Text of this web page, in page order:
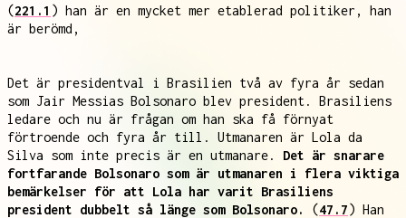
(221.1 ) han är en mycket mer etablerad politiker, han
är berömd,
Det är presidentval i Brasilien två av fyra år sedan
som Jair Messias Bolsonaro blev president. Brasiliens
ledare och nu är frågan om han ska få förnyat
förtroende och fyra år till. Utmanaren är Lola da
Silva som inte precis är en utmanare. Det är snarare
fortfarande Bolsonaro som är utmanaren i flera viktiga
bemärkelser för att Lola har varit Brasiliens
president dubbelt så länge som Bolsonaro.
(47.7) Han